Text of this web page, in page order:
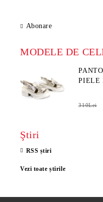
Abonare
MODELE DE
PIELE
310Lei
Ştiri
RSS știri
Vezi toate știrile